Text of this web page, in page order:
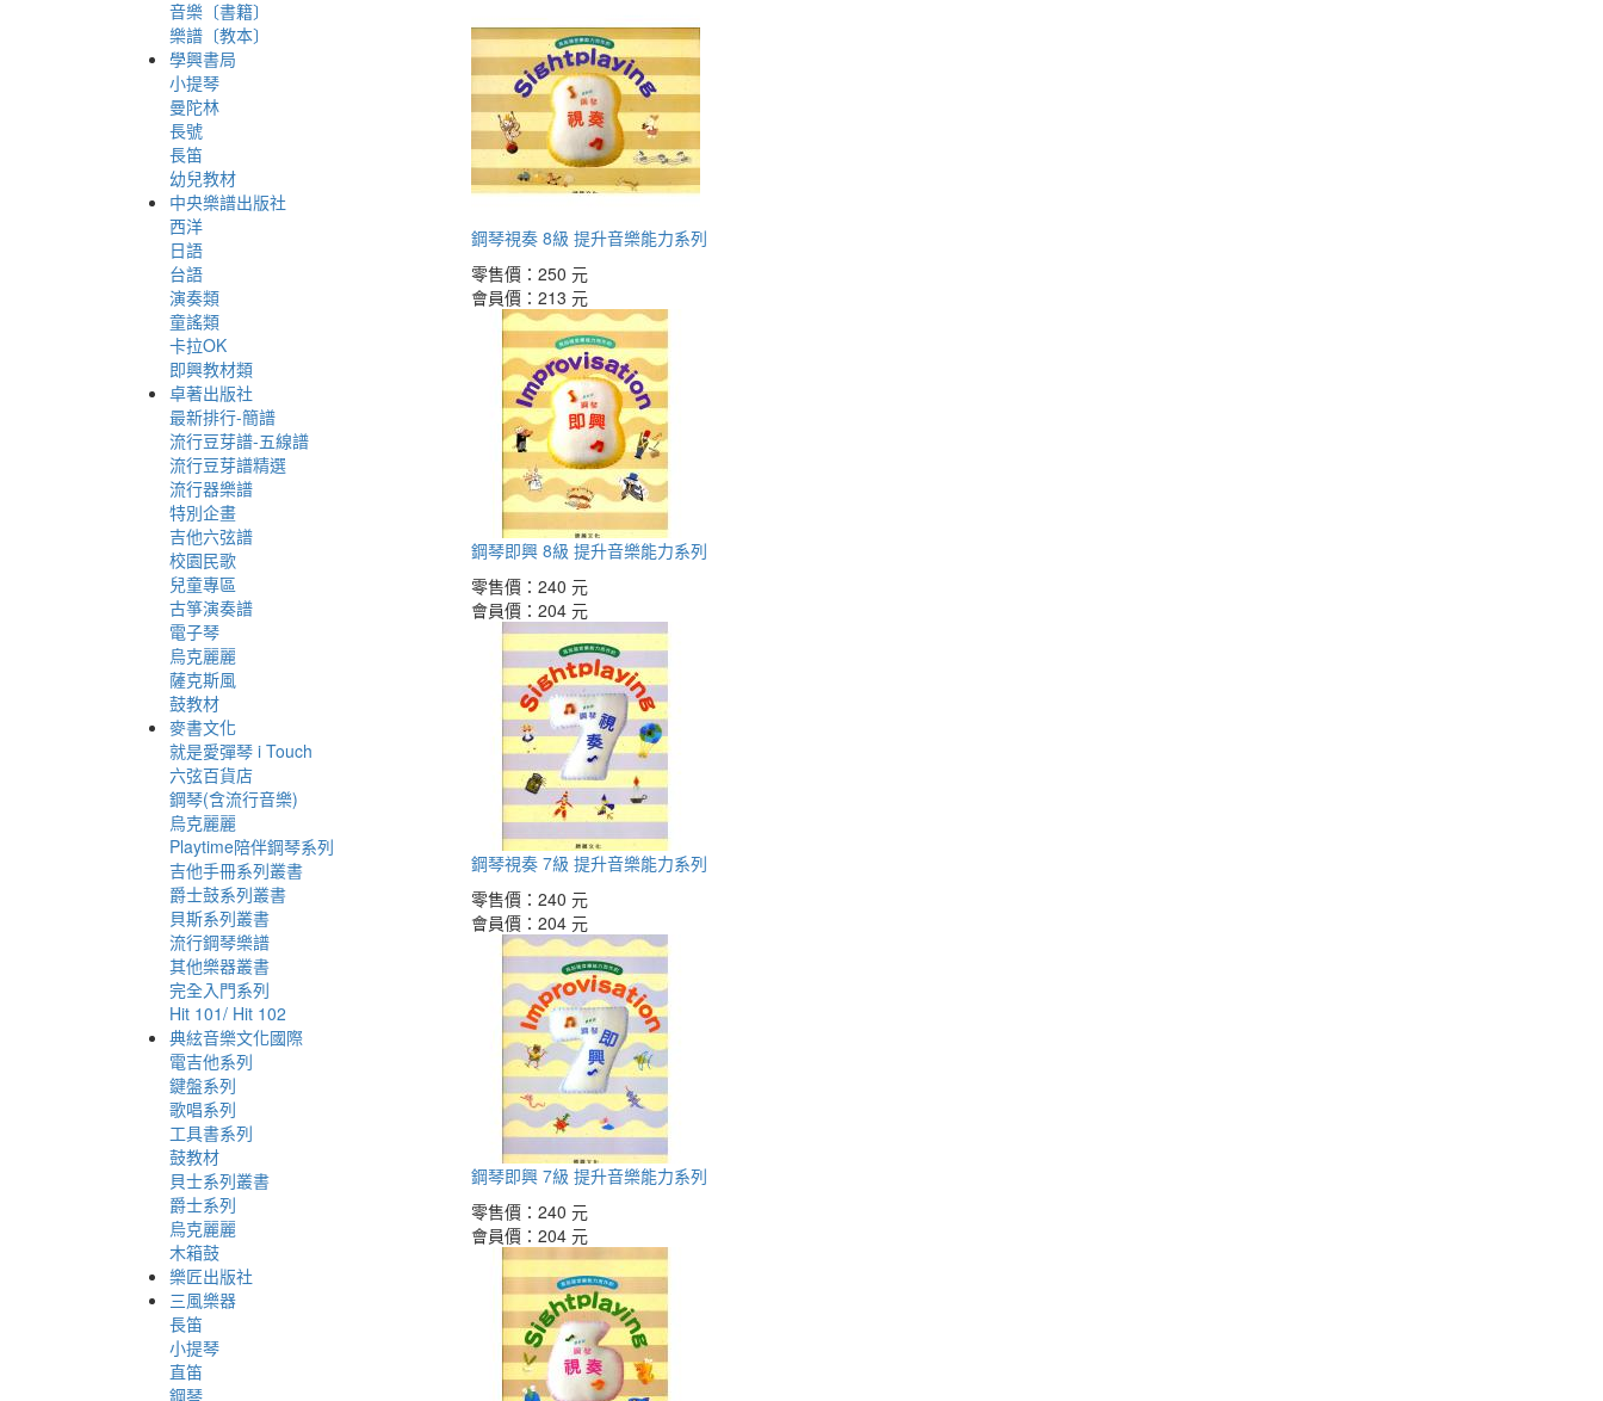
音樂〔書籍〕
樂譜〔教本〕
學興書局
小提琴
曼陀林
長號
長笛
幼兒教材
中央樂譜出版社
西洋
日語
台語
演奏類
童謠類
卡拉OK
即興教材類
卓著出版社
最新排行-簡譜
流行豆芽譜-五線譜
流行豆芽譜精選
流行器樂譜
特別企畫
吉他六弦譜
校園民歌
兒童專區
古箏演奏譜
電子琴
烏克麗麗
薩克斯風
鼓教材
麥書文化
就是愛彈琴 i Touch
六弦百貨店
鋼琴(含流行音樂)
烏克麗麗
Playtime陪伴鋼琴系列
吉他手冊系列叢書
爵士鼓系列叢書
貝斯系列叢書
流行鋼琴樂譜
其他樂器叢書
完全入門系列
Hit 101/ Hit 102
典絃音樂文化國際
電吉他系列
鍵盤系列
歌唱系列
工具書系列
鼓教材
貝士系列叢書
爵士系列
烏克麗麗
木箱鼓
樂匠出版社
三風樂器
長笛
小提琴
直笛
鋼琴
鋼琴視奏 8級 提升音樂能力系列
零售價： 250 元
會員價： 213 元
鋼琴即興 8級 提升音樂能力系列
零售價： 240 元
會員價： 204 元
鋼琴視奏 7級 提升音樂能力系列
零售價： 240 元
會員價： 204 元
鋼琴即興 7級 提升音樂能力系列
零售價： 240 元
會員價： 204 元